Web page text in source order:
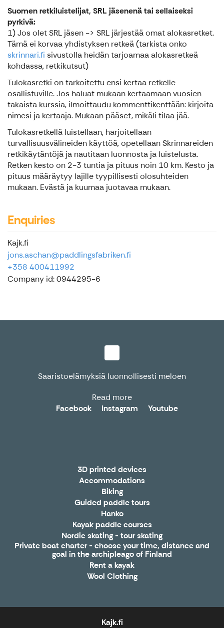
Suomen retkiluistelijat, SRL jäsenenä tai sellaiseksi
pyrkivä:
1) Jos olet SRL jäsen -> SRL järjestää omat alokasretket.
Tämä ei korvaa yhdistyksen retkeä (tarkista onko
skrinnari.fi sivustolla heidän tarjoamaa alokasretkeä
kohdassa, retkikutsut)
Tulokasretki on tarkoitettu ensi kertaa retkelle
osallistuville. Jos haluat mukaan kertaamaan vuosien
takaista kurssia, ilmoittaudu kommenttikenttään: kirjoita
nimesi ja kertaaja. Mukaan pääset, mikäli tilaa jää.
Tulokasretkellä luistellaan, harjoitellaan
turvallisuusvälineiden käyttöä, opetellaan Skrinnareiden
retkikäytäntöjä ja nautitaan luonnosta ja luistelusta.
Retken kesto on 2-3 tuntia ja pituus noin 10 km. Kesto ja
pituus määräytyy lajille tyypillisesti olosuhteiden
mukaan. Evästä ja kuumaa juotavaa mukaan.
Enquiries
Kajk.fi
jons.aschan@paddlingsfabriken.fi
+358 400411992
Company id: 0944295-6
Saaristoelämyksiä luonnollisesti meloen
Read more
Facebook
Instagram Youtube
3D printed devices
Accommodations
Biking
Guided paddle tours
Hanko
Kayak paddle courses
Nordic skating - tour skating
Private boat charter - choose your time, distance and
goal in the archipleago of Finland
Rent a kayak
Wool Clothing
Kajk.fi